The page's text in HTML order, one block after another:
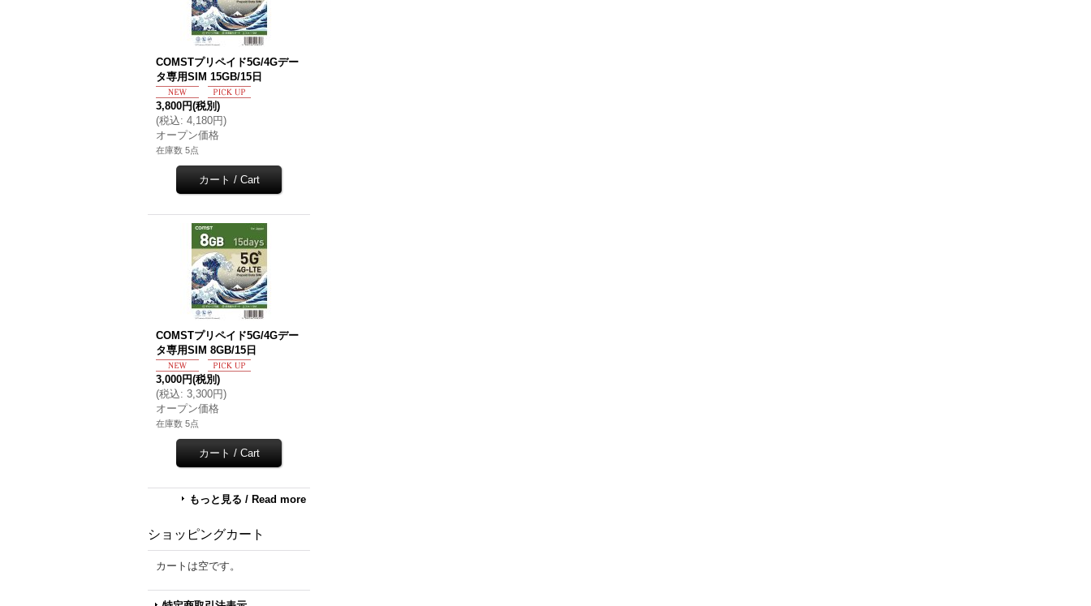
COMSTプリペイド5G/4Gデー
タ専用SIM 15GB/15日
3,800円(税別)
(税込: 4,180円)
オープン価格
在庫数 5点
COMSTプリペイド5G/4Gデー
タ専用SIM 8GB/15日
3,000円(税別)
(税込: 3,300円)
オープン価格
在庫数 5点
もっと見る / Read more
ショッピングカート
カートは空です。